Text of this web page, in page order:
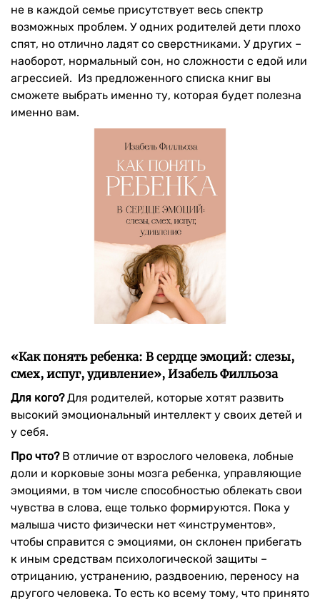
не в каждой семье присутствует весь спектр
возможных проблем. У одних родителей дети плохо
спят, но отлично ладят со сверстниками. У других –
наоборот, нормальный сон, но сложности с едой или
агрессией. Из предложенного списка книг вы
сможете выбрать именно ту, которая будет полезна
именно вам.
«Как понять ребенка: В сердце эмоций: слезы,
смех, испуг, удивление», Изабель Филльоза
Для кого?Для родителей, которые хотят развить
высокий эмоциональный интеллект у своих детей и
у себя.
Про что?В отличие от взрослого человека, лобные
доли и корковые зоны мозга ребенка, управляющие
эмоциями, в том числе способностью облекать свои
чувства в слова, еще только формируются. Пока у
малыша чисто физически нет «инструментов»,
чтобы справится с эмоциями, он склонен прибегать
к иным средствам психологической защиты –
отрицанию, устранению, раздвоению, переносу на
другого человека. То есть ко всему тому, что принято